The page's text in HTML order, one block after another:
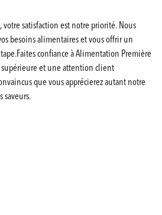
satisfaction est notre priorité. Nous
besoins alimentaires et vous offrir un
confiance à Alimentation Première
et une attention client
que vous apprécierez autant notre
saveurs.